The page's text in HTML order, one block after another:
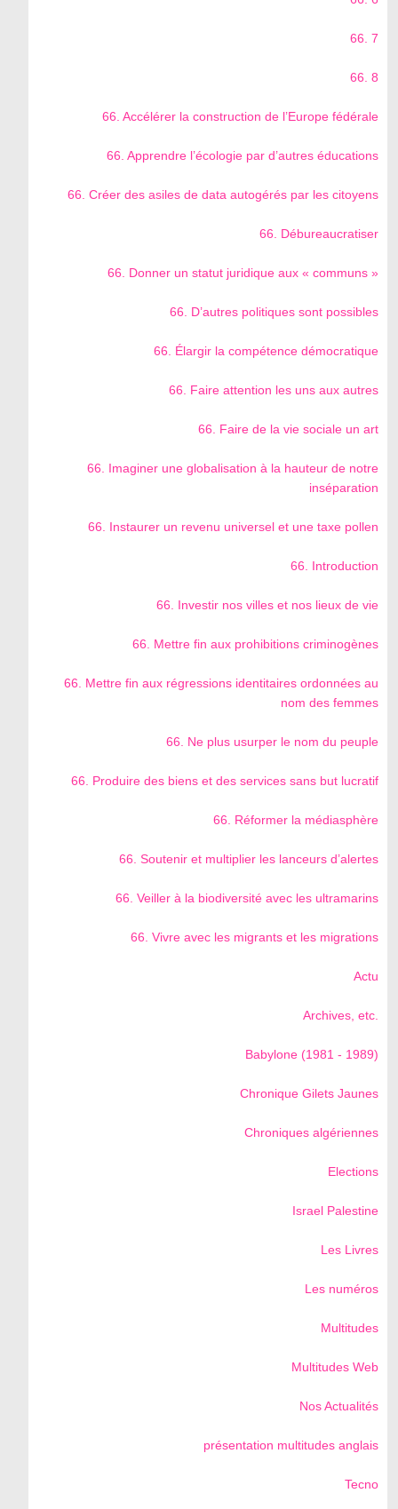
66. 7
66. 8
66. Accélérer la construction de l’Europe fédérale
66. Apprendre l’écologie par d’autres éducations
66. Créer des asiles de data autogérés par les citoyens
66. Débureaucratiser
66. Donner un statut juridique aux « communs »
66. D’autres politiques sont possibles
66. Élargir la compétence démocratique
66. Faire attention les uns aux autres
66. Faire de la vie sociale un art
66. Imaginer une globalisation à la hauteur de notre
inséparation
66. Instaurer un revenu universel et une taxe pollen
66. Introduction
66. Investir nos villes et nos lieux de vie
66. Mettre fin aux prohibitions criminogènes
66. Mettre fin aux régressions identitaires ordonnées au
nom des femmes
66. Ne plus usurper le nom du peuple
66. Produire des biens et des services sans but lucratif
66. Réformer la médiasphère
66. Soutenir et multiplier les lanceurs d’alertes
66. Veiller à la biodiversité avec les ultramarins
66. Vivre avec les migrants et les migrations
Actu
Archives, etc.
Babylone (1981 - 1989)
Chronique Gilets Jaunes
Chroniques algériennes
Elections
Israel Palestine
Les Livres
Les numéros
Multitudes
Multitudes Web
Nos Actualités
présentation multitudes anglais
Tecno